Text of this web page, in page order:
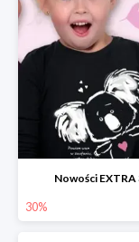
Nowości EXTRA
30%